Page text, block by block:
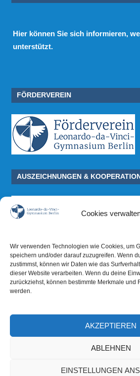
Cookies
Wir verwenden Technologien wie Cookies, um
speichern und/oder darauf zuzugreifen. Wenn
zustimmst, können wir Daten wie das
dieser Website verarbeiten. Wenn du deine
zurückziehst, können bestimmte Merkmale und
werden.
AKZEPTIEREN
ABLEHNEN
EINSTELLUNGEN
Hier können Sie sich informieren,
unterstützt.
FÖRDERVEREIN
AUSZEICHNUNGEN &